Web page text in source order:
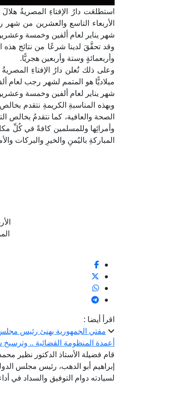
استطلعَت دارُ الإفتاءِ المصريةُ
الأربعاء التاسع والعشرين من
شهر يناير لعام ألفين وخمسة
وقد تحقَّقَ لدينا شرعًا من نتائج
وأربعمائةٍ وستة وأربعين هجريًّا.
وعلى ذلك تُعلن دارُ الإفتاءِ
ميلاديًّا هو المتمم لشهر رجب لعام
شهر يناير لعام ألفين وخمسة
وبهذه المناسبةِ الكريمةِ نتقدم
الصحة والعافية، كما نتقدمُ بخالص
وأمرائِها وللمسلمين كافةً في كُلِّ
المباركةِ باليُمنِ والخيرِ والبركات
اقرأ أيضا :
مفتي الجمهورية يهنئ رئيس
أعمدة المنظومة القضائية .. وترسيخ
قام فضيلة الأستاذ الدكتور نظير
إبراهيم أبو الدهب، رئيس مجلس
لسيادته دوام التوفيق والسداد في